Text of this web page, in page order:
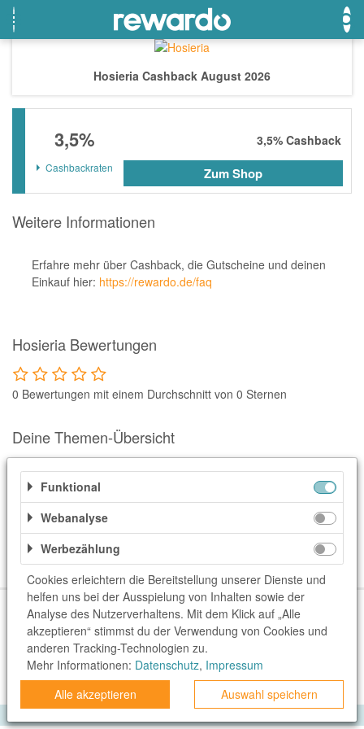
OTTO
Breuninger
Lieferando
LASCANA
eBay
Temu
adidas
Notino
Parfumdreams
OTTO Office
Udemy
HappyKeks
SNIPES
Click & Boat
Lidl
BOGNER
XXXLutz
BADER
Beste Gutscheine
Neueste Gutscheine
Top Gutscheine
Exklusive Gutscheine
Sonderaktionen
Beste Angebote
Top Angebote
Exklusive Angebote
Hosieria Cashback August 2026
3,5% 3,5% Cashback
Cashbackraten Zum Shop
Weitere Informationen
Erfahre mehr über Cashback, die Gutscheine und deinen
Einkauf hier: https://rewardo.de/faq
Hosieria Bewertungen
0 Bewertungen mit einem Durchschnitt von 0 Sternen
Deine Themen-Übersicht
Weitere Informationen
Kategorien
Über uns Unser Team FAQ blog.rewardo.de
Kontakt
Shops
Sonderaktionen Kategorien
Beste Gutscheine
Neueste Gutscheine
Top Gutscheine
rewardo.ch
rewardo.at
Funktional
Webanalyse
Werbezählung
Cookies erleichtern die Bereitstellung unserer Dienste und
helfen uns bei der Ausspielung von Inhalten sowie der
Analyse des Nutzerverhaltens. Mit dem Klick auf „Alle
akzeptieren“ stimmst du der Verwendung von Cookies und
anderen Tracking-Technologien zu.
Mehr Informationen: Datenschutz, Impressum
Alle akzeptieren
Auswahl speichern